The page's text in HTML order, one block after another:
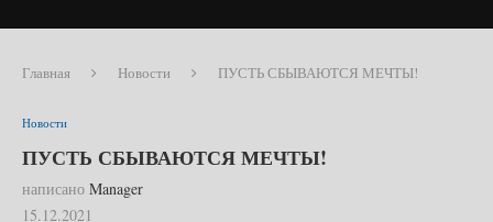
Главная Новости ПУСТЬ СБЫВАЮТСЯ МЕЧТЫ!
Новости
ПУСТЬ СБЫВАЮТСЯ МЕЧТЫ!
написано Manager
15.12.2021